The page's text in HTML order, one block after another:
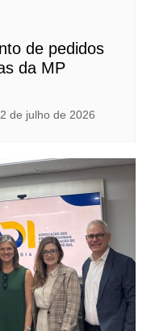
de pedidos
da MP
de julho de 2026